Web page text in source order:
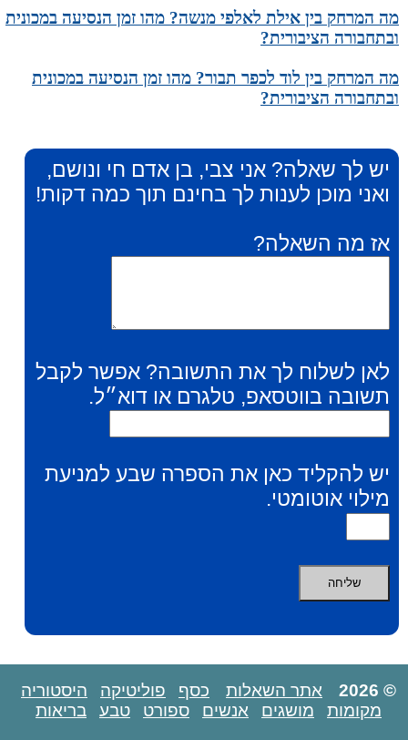
מה המרחק בין אילת לאלפי מנשה? מהו זמן הנסיעה במכונית
ובתחבורה הציבורית?
מה המרחק בין לוד לכפר תבור? מהו זמן הנסיעה במכונית
ובתחבורה הציבורית?
יש לך שאלה? אני צבי, בן אדם חי ונושם,
ואני מוכן לענות לך בחינם תוך כמה דקות!
אז מה השאלה?
לאן לשלוח לך את התשובה? אפשר לקבל
תשובה בווטסאפ, טלגרם או דוא״ל.
יש להקליד כאן את הספרה שבע למניעת
מילוי אוטומטי.
© 2026 אתר השאלות כסף פוליטיקה
היסטוריה
מקומות
מושגים אנשים ספורט טבע בריאות